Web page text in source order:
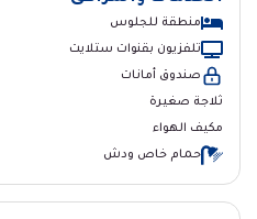
منطقة للجلوس
تلفزيون بقنوات ستلايت
صندوق أمانات
ثلاجة صغيرة
مكيف الهواء
حمام خاص ودش